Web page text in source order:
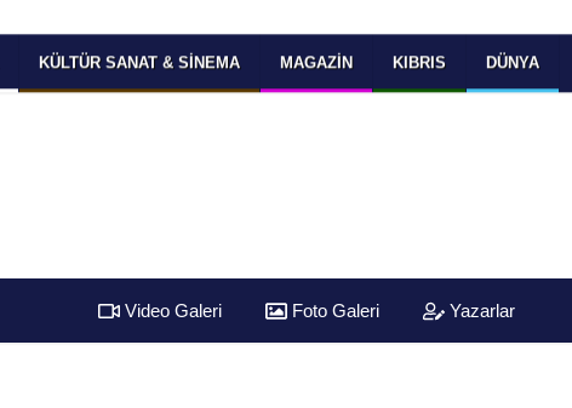
KÜLTÜR SANAT & SINEMA MAGAZIN KIBRIS DÜNYA
Video Galeri Foto Galeri Yazarlar